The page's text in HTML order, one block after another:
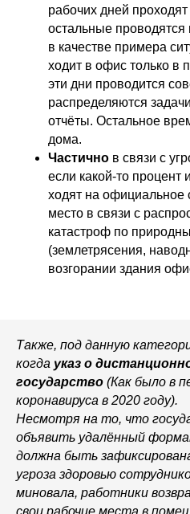
рабочих дней
остальные
в качестве примера
ходит в офис только в
эти дни проводится
распределяются
отчёты. Остальное
дома.
Частично в связи с
если какой-то процент
ходят на официальное
место в связи с
катастроф по
(землетрясения,
возгорании здания
Также, под данную
когда указ о
государство (Как было в
коронавируса в 2020 году).
Несмотря на то, что
объявить удалённый
должна быть
угроза здоровью
миновала, работники